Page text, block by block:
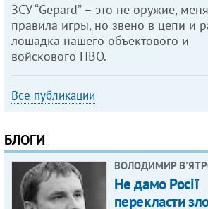
ЗСУ “Gepard” – это не оружие,
правила игры, но звено в цепи и
лошадка нашего объектового и
войскового ПВО.
Все публикации
БЛОГИ
ВОЛОДИМИР
Не дамо Росії
перекласти